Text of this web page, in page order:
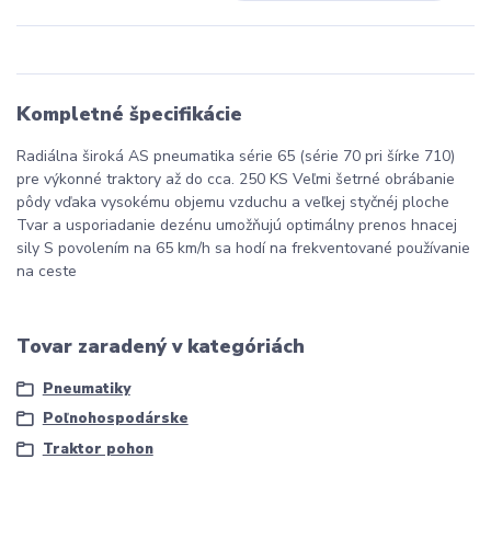
Kompletné špecifikácie
Radiálna široká AS pneumatika série 65 (série 70 pri šírke 710)
pre výkonné traktory až do cca. 250 KS Veľmi šetrné obrábanie
pôdy vďaka vysokému objemu vzduchu a veľkej styčnéj ploche
Tvar a usporiadanie dezénu umožňujú optimálny prenos hnacej
sily S povolením na 65 km/h sa hodí na frekventované používanie
na ceste
Tovar zaradený v kategóriách
Pneumatiky
Poľnohospodárske
Traktor pohon